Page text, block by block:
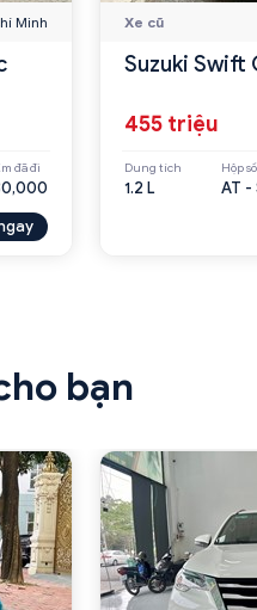
Minh
đã đi
Xe cũ
Suzuki Swift
455 triệu
Dung tích
1.2 L
Hộp số
AT -
bạn